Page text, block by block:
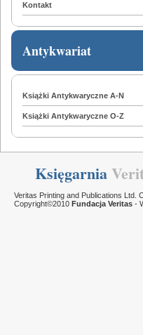
Kontakt
Antykwariat
Książki Antykwaryczne A-N
Książki Antykwaryczne O-Z
Księgarnia
Veritas Printing and Publications Ltd.
Copyright©2010 Fundacja Veritas -